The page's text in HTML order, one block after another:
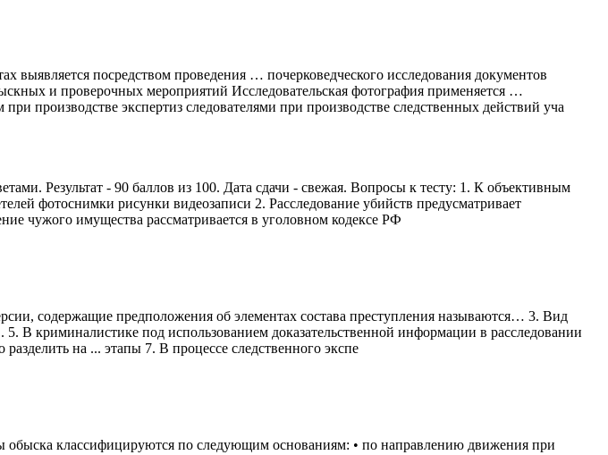
посредством проведения … почерковедческого исследования документов
и проверочных мероприятий Исследовательская фотография применяется …
производстве экспертиз следователями при производстве следственных действий уча
Результат - 90 баллов из 100. Дата сдачи - свежая. Вопросы к тесту: 1. К объективным
фотоснимки рисунки видеозаписи 2. Расследование убийств предусматривает
чужого имущества рассматривается в уголовном кодексе РФ
содержащие предположения об элементах состава преступления называются… 3. Вид
В криминалистике под использованием доказательственной информации в расследовании
на ... этапы 7. В процессе следственного экспе
обыска классифицируются по следующим основаниям: • по направлению движения при